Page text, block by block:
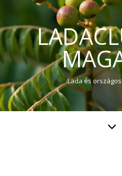
Lada és